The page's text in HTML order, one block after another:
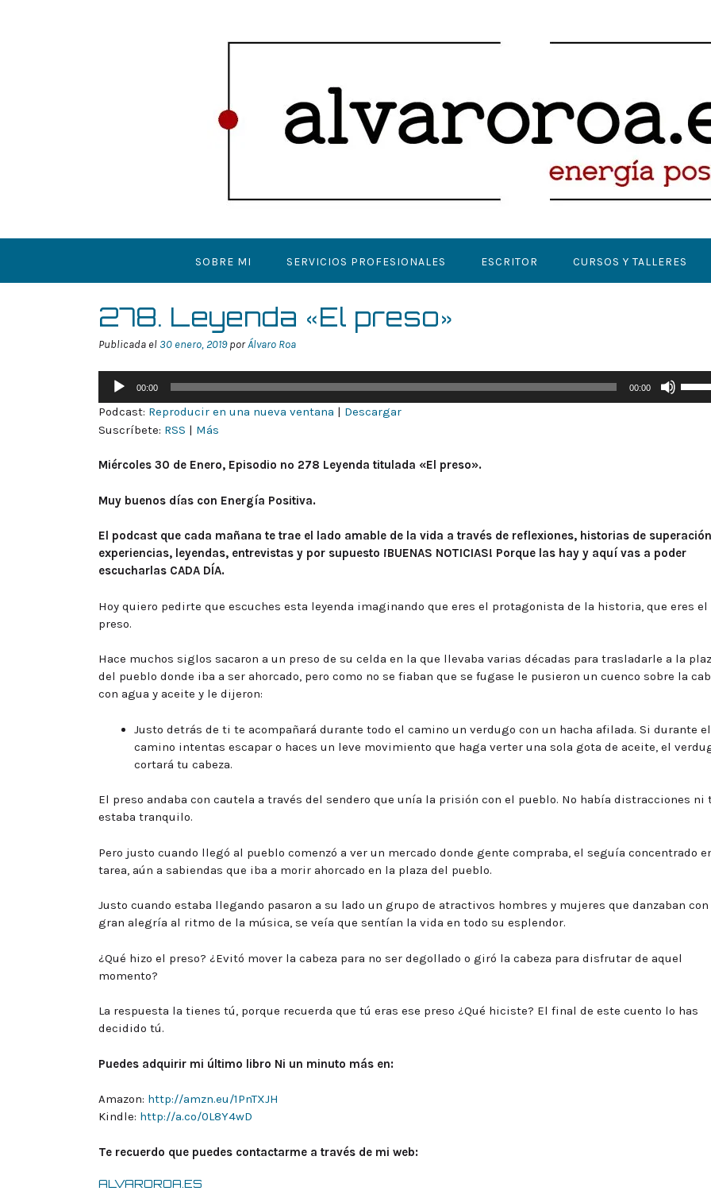
SOBRE MI SERVICIOS PROFESIONALES ESCRITOR CURSOS Y TALLERES
278. Leyenda «El preso»
Publicada el 30 enero, 2019porÁlvaro Roa
Reproductor
audio
00:00 00:00
el
Podcast: Reproducir en una nueva ventana | Descargar
Suscríbete: RSS | Más
Miércoles 30 de Enero, Episodio nº 278 Leyenda titulada «El preso».
Muy buenos días con Energía Positiva.
El podcast que cada mañana te trae el lado amable de la vida a través de reflexiones, historias de
experiencias, leyendas, entrevistas y por supuesto ¡BUENAS NOTICIAS! Porque las hay y aquí vas a poder
escucharlas CADA DÍA.
Hoy quiero pedirte que escuches esta leyenda imaginando que eres el protagonista de la historia, que eres el
preso.
Hace muchos siglos sacaron a un preso de su celda en la que llevaba varias décadas para trasladarle a la
del pueblo donde iba a ser ahorcado, pero como no se fiaban que se fugase le pusieron un cuenco sobre la
con agua y aceite y le dijeron:
Justo detrás de ti te acompañará durante todo el camino un verdugo con un hacha afilada. Si durante el
camino intentas escapar o haces un leve movimiento que haga verter una sola gota de aceite, el
cortará tu cabeza.
El preso andaba con cautela a través del sendero que unía la prisión con el pueblo. No había distracciones ni
estaba tranquilo.
Pero justo cuando llegó al pueblo comenzó a ver un mercado donde gente compraba, el seguía concentrado
tarea, aún a sabiendas que iba a morir ahorcado en la plaza del pueblo.
Justo cuando estaba llegando pasaron a su lado un grupo de atractivos hombres y mujeres que danzaban con
gran alegría al ritmo de la música, se veía que sentían la vida en todo su esplendor.
¿Qué hizo el preso? ¿Evitó mover la cabeza para no ser degollado o giró la cabeza para disfrutar de aquel
momento?
La respuesta la tienes tú, porque recuerda que tú eras ese preso ¿Qué hiciste? El final de este cuento lo has
decidido tú.
Puedes adquirir mi último libro Ni un minuto más en:
Amazon: http://amzn.eu/1PnTXJH
Kindle: http://a.co/0L8Y4wD
Te recuerdo que puedes contactarme a través de mi web:
ALVAROROA.ES